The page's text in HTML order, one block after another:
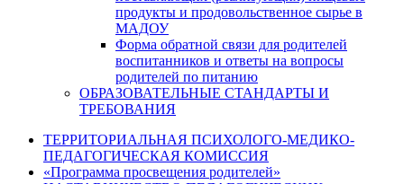
продукты и продовольственное сырье в
МАДОУ
Форма обратной связи для родителей
воспитанников и ответы на вопросы
родителей по питанию
ОБРАЗОВАТЕЛЬНЫЕ СТАНДАРТЫ И
ТРЕБОВАНИЯ
ТЕРРИТОРИАЛЬНАЯ ПСИХОЛОГО-МЕДИКО-
ПЕДАГОГИЧЕСКАЯ КОМИССИЯ
«Программа просвещения родителей»